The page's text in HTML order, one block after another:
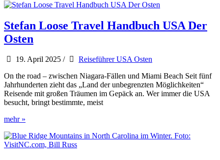
ist
Monat
in
North
Stefan Loose Travel Handbuch USA Der
Osten
19. April 2025 /
Reiseführer USA Osten
On the road – zwischen Niagara-Fällen und Miami Beach Seit fünf
Jahrhunderten zieht das „Land der unbegrenzten Möglichkeiten“
Reisende mit großen Träumen im Gepäck an. Wer immer die USA
besucht, bringt bestimmte, meist
Stefan
Travel
Handbuch
mehr »